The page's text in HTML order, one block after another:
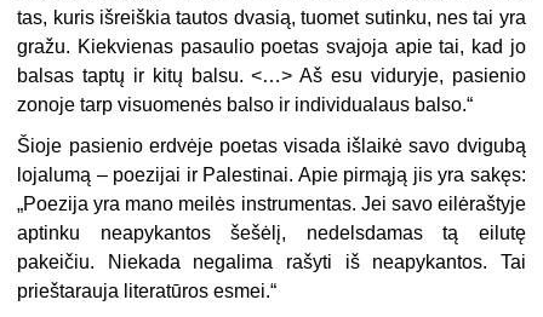
tas, kuris išreiškia tautos dvasią, tuomet sutinku, nes tai yra
gražu. Kiekvienas pasaulio poetas svajoja apie tai, kad jo
balsas taptų ir kitų balsu. <…> Aš esu viduryje, pasienio
zonoje tarp visuomenės balso ir individualaus balso.“
Šioje pasienio erdvėje poetas visada išlaikė savo dvigubą
lojalumą – poezijai ir Palestinai. Apie pirmąją jis yra sakęs:
„Poezija yra mano meilės instrumentas. Jei savo eilėraštyje
aptinku neapykantos šešėlį, nedelsdamas tą eilutę
pakeičiu. Niekada negalima rašyti iš neapykantos. Tai
prieštarauja literatūros esmei.“